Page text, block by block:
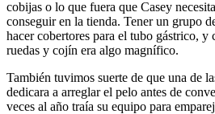
cobijas o lo que fuera que Casey
conseguir en la tienda. Tener un grupo
hacer cobertores para el tubo gástrico, y
ruedas y cojín era algo magnífico.
También tuvimos suerte de que una de
dedicara a arreglar el pelo antes de
veces al año traía su equipo para